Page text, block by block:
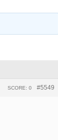
#5549
SCORE: 0